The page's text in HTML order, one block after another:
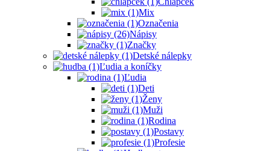
Mix
Označenia
Nápisy
Značky
Detské nálepky
Ľudia a koníčky
Ľudia
Deti
Ženy
Muži
Rodina
Postavy
Profesie